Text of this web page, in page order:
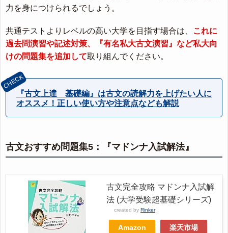
力を身につけられるでしょう。
共通テストよりレベルの高い大学を目指す場合は、
これに
過去問演習や記述対策、『有名私大古文演習』など私大向
けの問題集を追加して取り組んでください。
『古文上達 基礎編』は古文の読解力を上げたい人に
オススメ！正しい使い方や注意点なども解説
古文おすすめ問題集5：『マドンナ入試解法』
古文完全攻略 マドンナ入試解
法 (大学受験超基礎シリーズ)
created by Rinker
Amazon 楽天市場